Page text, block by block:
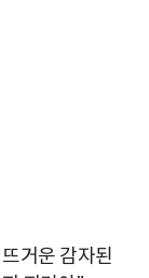
거운 감자된